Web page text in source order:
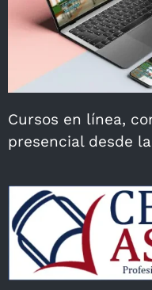
Cursos en línea,
presencial desde